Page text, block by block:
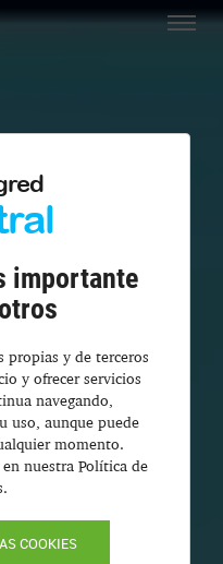
importante
y de terceros
y ofrecer servicios
navegando,
uso, aunque puede
momento.
nuestra Política de
COOKIES